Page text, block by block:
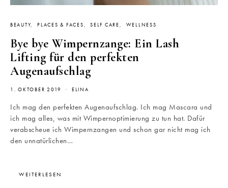
BEAUTY PLACES & FACES SELF CARE WELLNESS
Bye bye Wimpernzange: Ein Lash
Lifting für den perfekten
Augenaufschlag
1. OKTOBER 2019 ELINA
Ich mag den perfekten Augenaufschlag. Ich mag Mascara und
ich mag alles, was mit Wimpernoptimierung zu tun hat. Dafür
verabscheue ich Wimpernzangen und schon gar nicht mag ich
den unnatürlichen…
WEITERLESEN